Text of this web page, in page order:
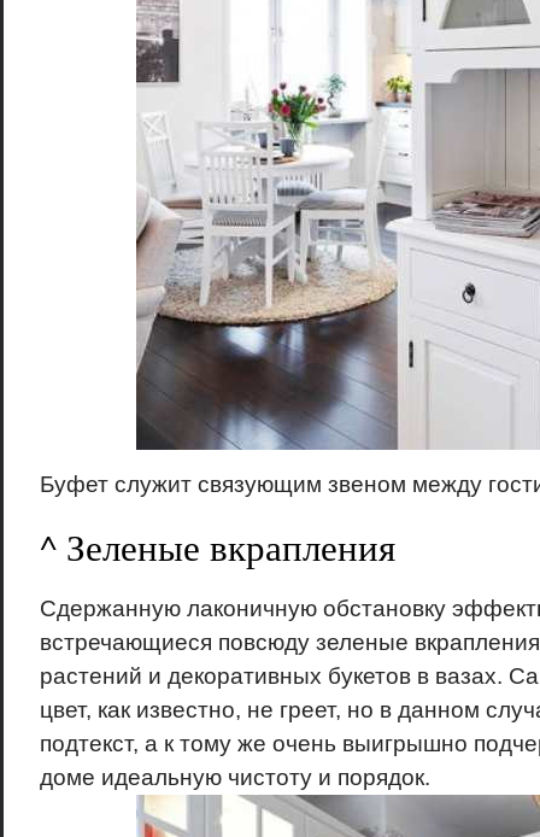
Буфет служит связующим звеном между
^ Зеленые вкрапления
Сдержанную лаконичную обстановку
встречающиеся повсюду зеленые
растений и декоративных букетов в вазах.
цвет, как известно, не греет, но в данном
подтекст, а к тому же очень выигрышно
доме идеальную чистоту и порядок.